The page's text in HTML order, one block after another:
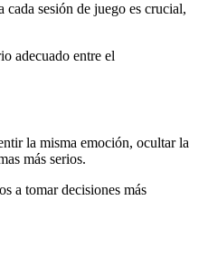
sesión de juego es crucial,
adecuado entre el
la misma emoción, ocultar la
más serios.
a tomar decisiones más